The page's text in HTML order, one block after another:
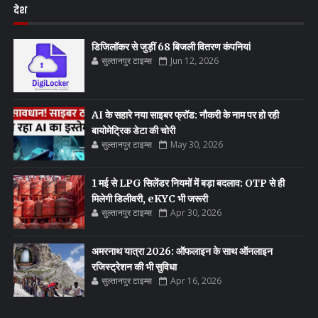
देश
डिजिलॉकर से जुड़ीं 68 बिजली वितरण कंपनियां
सुल्तानपुर टाइम्स Jun 12, 2026
AI के सहारे नया साइबर फ्रॉड: नौकरी के नाम पर हो रही
बायोमेट्रिक डेटा की चोरी
सुल्तानपुर टाइम्स May 30, 2026
1 मई से LPG सिलेंडर नियमों में बड़ा बदलाव: OTP से ही
मिलेगी डिलीवरी, eKYC भी जरूरी
सुल्तानपुर टाइम्स Apr 30, 2026
अमरनाथ यात्रा 2026: ऑफलाइन के साथ ऑनलाइन
रजिस्ट्रेशन की भी सुविधा
सुल्तानपुर टाइम्स Apr 16, 2026